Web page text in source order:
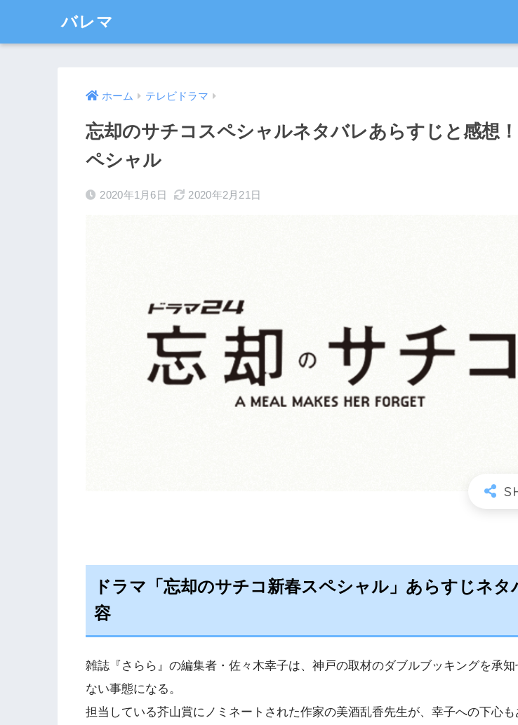
バレマ
ホーム テレビドラマ
忘却のサチコスペシャルネタバレあらすじと感想
ペシャル
2020年1月6日 2020年2月21日
ドラマ「忘却のサチコ新春スペシャル」あらすじネタ
容
雑誌『さらら』の編集者・佐々木幸子は、神戸の取材のダブルブッキングを承
ない事態になる。
担当している芥山賞にノミネートされた作家の美酒乱香先生が、幸子への下心も